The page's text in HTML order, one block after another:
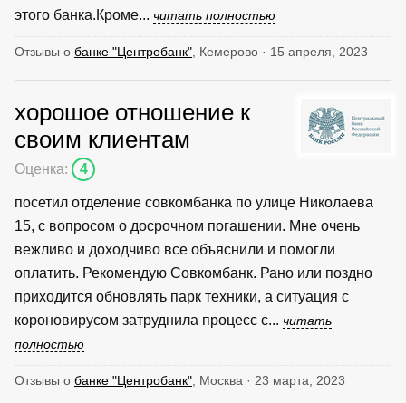
этого банка.Кроме... читать полностью
Отзывы о банке "Центробанк" , Кемерово · 15 апреля, 2023
хорошое отношение к
своим клиентам
Оценка: 4
посетил отделение совкомбанка по улице Николаева
15, с вопросом о досрочном погашении. Мне очень
вежливо и доходчиво все объяснили и помогли
оплатить. Рекомендую Совкомбанк. Рано или поздно
приходится обновлять парк техники, а ситуация с
короновирусом затруднила процесс с... читать
полностью
Отзывы о банке "Центробанк" , Москва · 23 марта, 2023